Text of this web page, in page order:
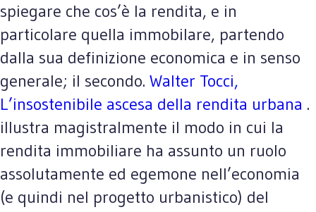
spiegare che cos’è la rendita, e in
particolare quella immobilare, partendo
dalla sua definizione economica e in senso
generale; il secondo. Walter Tocci,
L’insostenibile ascesa della rendita urbana .
illustra magistralmente il modo in cui la
rendita immobiliare ha assunto un ruolo
assolutamente ed egemone nell’economia
(e quindi nel progetto urbanistico) del